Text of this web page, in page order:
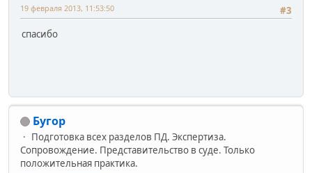
#3
19 февраля 2013, 11:53:50
спасибо
Бугор
Подготовка всех разделов ПД. Экспертиза.
Сопровождение. Представительство в суде. Только
положительная практика.